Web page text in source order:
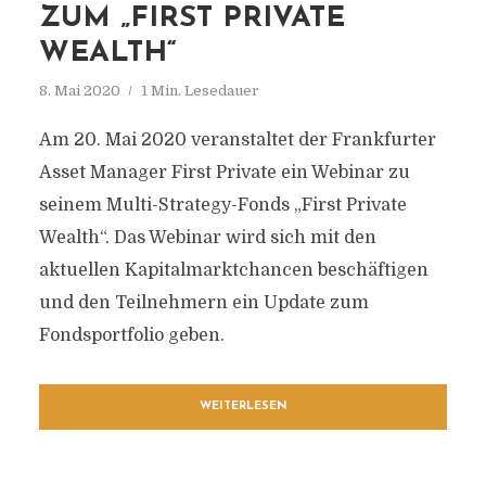
ZUM „FIRST PRIVATE
WEALTH“
8. Mai 2020 1 Min. Lesedauer
Am 20. Mai 2020 veranstaltet der Frankfurter
Asset Manager First Private ein Webinar zu
seinem Multi-Strategy-Fonds „First Private
Wealth“. Das Webinar wird sich mit den
aktuellen Kapitalmarktchancen beschäftigen
und den Teilnehmern ein Update zum
Fondsportfolio geben.
WEITERLESEN